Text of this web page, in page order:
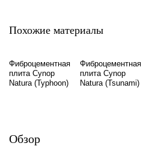
Похожие материалы
Фиброцементная
плита Cynop
Natura (Typhoon)
Фиброцементная
плита Cynop
Natura (Tsunami)
Обзор